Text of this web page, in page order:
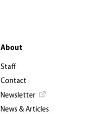
About
Staff
Contact
Newsletter
News & Articles